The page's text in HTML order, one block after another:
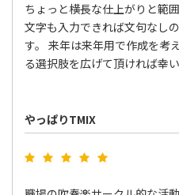
ちょっと横長な仕上がりと範
文字も入力できれば文句なし
す。 来年は来年用で作成を考
る選択肢を広げて頂ければ幸
やっぱりTMIX